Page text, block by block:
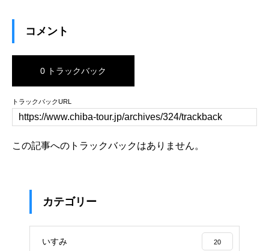
コメント
0 トラックバック
トラックバックURL
この記事へのトラックバックはありません。
カテゴリー
いすみ 20